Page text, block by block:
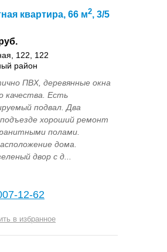
квартира, 66 м2, 3/5
122, 122
район
ПВХ, деревянные окна
качества. Есть
подвал. Два
хороший ремонт
полами.
дома.
двор с д...
12-62
в избранное